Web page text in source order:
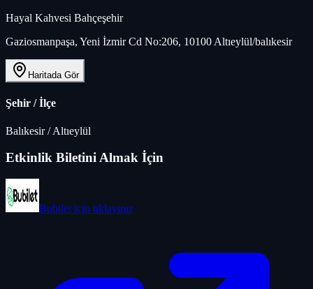
Hayal Kahvesi Bahçeşehir
Gaziosmanpaşa, Yeni İzmir Cd No:206, 10100 Altıeylül/balıkesir
Haritada Gör
Şehir / İlçe
Balıkesir/Altıeylül
Etkinlik Biletini Almak İçin
Bubilet için tıklayınız